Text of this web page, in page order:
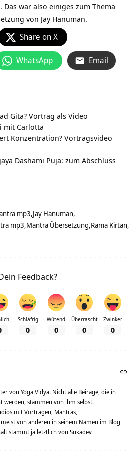
Das war also einiges zum Thema
von Jay Hanuman.
Share on X
WhatsApp Email
Gita? Vortrag als Video
mit Carlotta
Konzentration? Vortragsvideo
Dashami Puja: zum Abschluss
mp3 Jay Hanuman
mp3 Mantra Übersetzung Rama Kirtan
Feedback?
Schläfrig
0
Wütend
0
Überrascht
0
Zwinker
0
von Yoga Vidya. Nicht alle Beiräge, die in
werden, stammen von ihm selbst.
mit Vorträgen, Mantras,
von anderen in seinem Namen im Blog
stammt ja letztlich von Sukadev